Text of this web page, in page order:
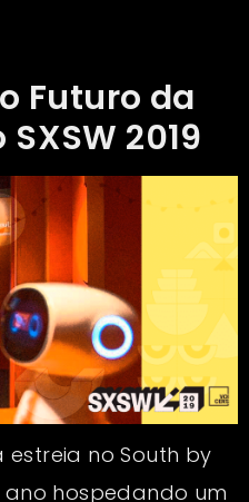
Futuro da
2019
estreia no South by
ano hospedando um